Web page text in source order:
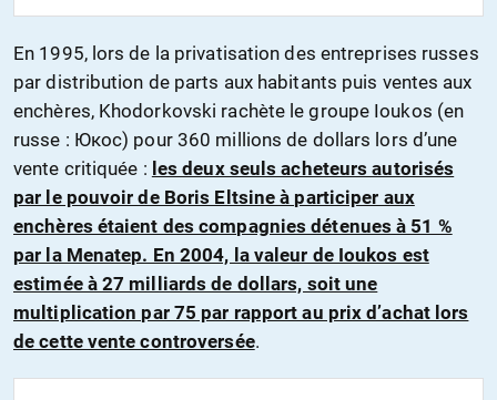
En 1995, lors de la privatisation des entreprises russes
par distribution de parts aux habitants puis ventes aux
enchères, Khodorkovski rachète le groupe Ioukos (en
russe : Юкос) pour 360 millions de dollars lors d’une
vente critiquée : les deux seuls acheteurs autorisés
par le pouvoir de Boris Eltsine à participer aux
enchères étaient des compagnies détenues à 51 %
par la Menatep. En 2004, la valeur de Ioukos est
estimée à 27 milliards de dollars, soit une
multiplication par 75 par rapport au prix d’achat lors
de cette vente controversée.